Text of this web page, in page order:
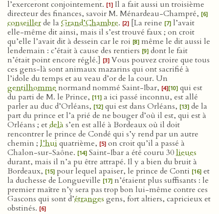
l’exerceront conjointement. [1] Il a fait aussi un troisième
directeur des finances, savoir M. Ménardeau-Champré, [6]
conseillerde la Grand’Chambre. [2] [La reine [7] l’avait
elle-même dit ainsi, mais il s’est trouvé faux ; on croit
qu’elle l’avait dit à dessein car le roi [8] même le dit aussi le
lendemain : c’était à cause des rentiers [9] dont le fait
n’était point encore réglé.] [3] Vous pouvez croire que tous
ces gens-là sont animaux mazarins qui ont sacrifié à
l’idole du temps et au veau d’or de la cour. Un
gentilhommenormand nommé Saint-Ibar, [4][10] qui est
du parti de M. le Prince, [11] a ici passé inconnu, est allé
parler au duc d’Orléans, [12] qui est dans Orléans, [13] de la
part du prince et l’a prié de ne bouger d’où il est, qui est à
Orléans ; etdelà s’en est allé à Bordeaux où il doit
rencontrer le prince de Condé qui s’y rend par un autre
chemin ; l’hui quatrième, [5] on croit qu’il a passé à
Chalon-sur-Saône. [14] Saint-Ibar a été couru 30lieues
durant, mais il n’a pu être attrapé. Il y a bien du bruit à
Bordeaux, [15] pour lequel apaiser, le prince de Conti [16] et
la duchesse de Longueville [17] n’étaient plus suffisants : le
premier maître n’y sera pas trop bon lui-même contre ces
Gascons qui sont d’étranges gens, fort altiers, capricieux et
obstinés. [6]